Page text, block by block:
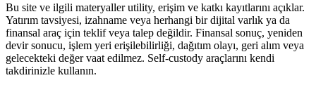
Bu site ve ilgili materyaller utility, erişim ve katkı kayıtlarını açıklar.
Yatırım tavsiyesi, izahname veya herhangi bir dijital varlık ya da
finansal araç için teklif veya talep değildir. Finansal sonuç, yeniden
devir sonucu, işlem yeri erişilebilirliği, dağıtım olayı, geri alım veya
gelecekteki değer vaat edilmez. Self-custody araçlarını kendi
takdirinizle kullanın.